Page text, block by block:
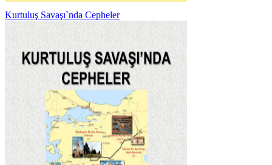
Kurtuluş Savaşı`nda Cepheler